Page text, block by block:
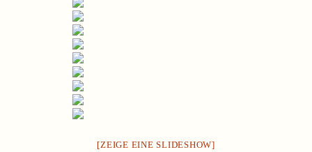
[ZEIGE EINE SLIDESHOW]